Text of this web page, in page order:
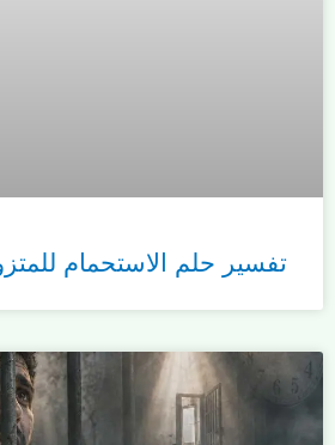
تفسير حلم الاستحمام